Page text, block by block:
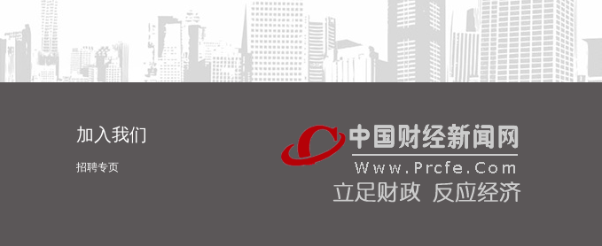
据济南日报，8月7日晚，记者从济南市商务局获悉，
自8月20日10时起，济南市2026年“马力全开·泉城
购”汽车购新补贴活动将正式启动申报。本次活动资金
补贴额度5000万元，面向在济南参加活动的车企购置
金额（不含税价）分为五档。需要提醒的是，本次购
新补贴不可与2026年济南市汽车以旧换新（含报废更
新和置换更新）补贴政策叠加享受，每辆新车仅可享
受一次补贴。本次补贴覆盖的车型为7月15日（含）
加入我们
招聘专页